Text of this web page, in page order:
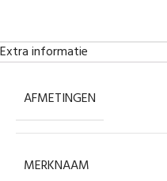
Extra informatie
AFMETINGEN
MERKNAAM